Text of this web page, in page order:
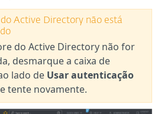
Active Directory não está
do Active Directory não for
desmarque a caixa de
lado de Usar autenticação
e tente novamente.